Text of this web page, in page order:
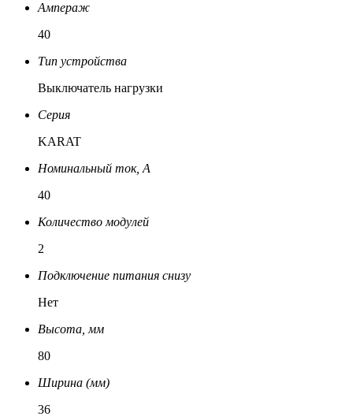
Ампераж
40
Тип устройства
Выключатель нагрузки
Серия
KARAT
Номинальный ток, A
40
Количество модулей
2
Подключение питания снизу
Нет
Высота, мм
80
Ширина (мм)
36